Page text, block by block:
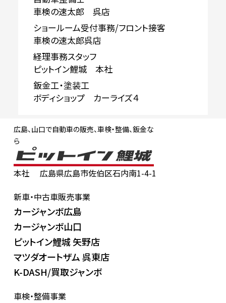
車検の速太郎 呉店
ショールーム受付事務/フロント接客
車検の速太郎呉店
経理事務スタッフ
ピットイン鯉城 本社
鈑金工・塗装工
ボディショップ カーライズ４
広島、山口で自動車の販売、車検・整備、鈑金な
ら
本社
広島県広島市佐伯区石内南1-4-1
新車・中古車販売事業
カージャンボ広島
カージャンボ山口
ピットイン鯉城 矢野店
マツダオートザム 呉東店
K-DASH/買取ジャンボ
車検・整備事業